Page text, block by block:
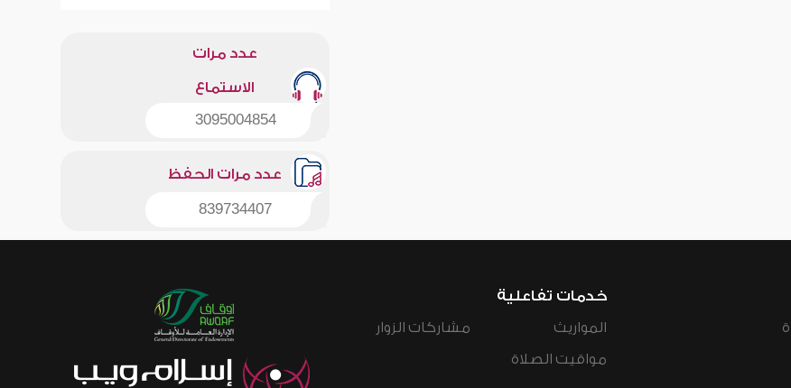
عدد مرات
الاستماع
3095004854
عدد مرات الحفظ
839734407
خدمات تفاعلية
المواريث
مواقيت الصلاة
مشاركات الزوار